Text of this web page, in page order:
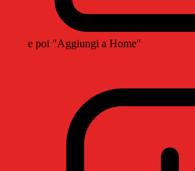
e poi "Aggiungi a Home"